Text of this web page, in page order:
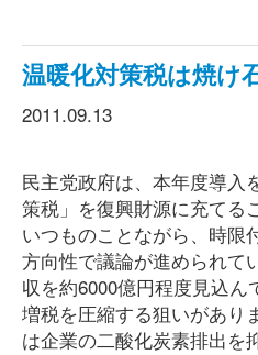
温暖化対策税は焼け
2011.09.13
民主党政府は、本年度導入
策税」を復興財源に充てる
いつものことながら、時限
方向性で議論が進められて
収を約6000億円程度見込
増税を圧縮する狙いがあり
は企業の二酸化炭素排出を